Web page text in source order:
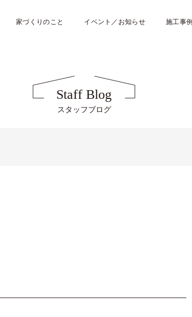
家づくりのこと イベント／お知らせ 施工事例
Staff Blog
スタッフブログ